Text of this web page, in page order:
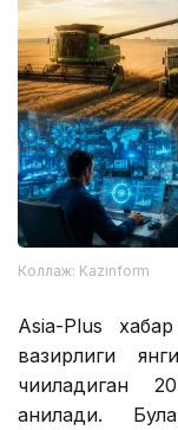
Коллаж: Kazinform
Asia-Plus
вазирлиги
чиқиладиган
аниқлади.